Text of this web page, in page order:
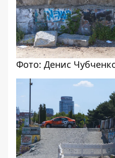
Фото: Денис